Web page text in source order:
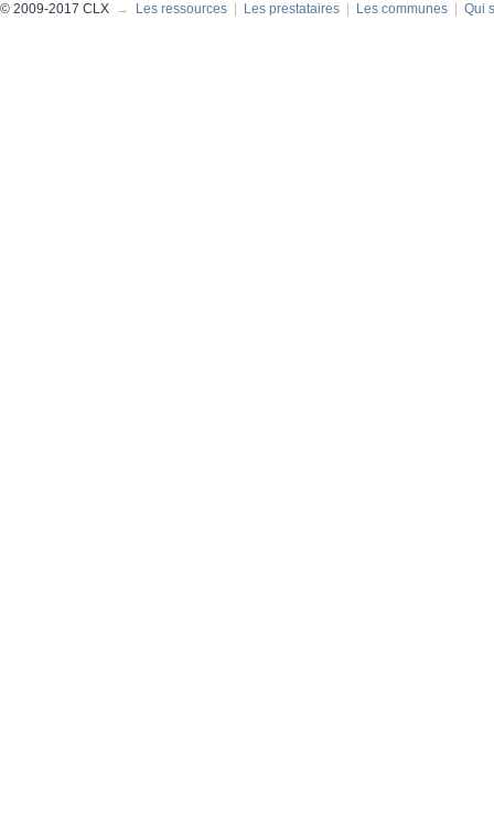
© 2009-2017 CLX → Les ressources | Les prestataires | Les communes | Qui